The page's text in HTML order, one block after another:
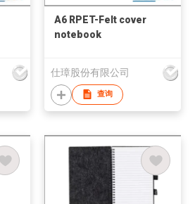
A6 RPET-Felt cover
notebook
仕璋股份有限公司
查询